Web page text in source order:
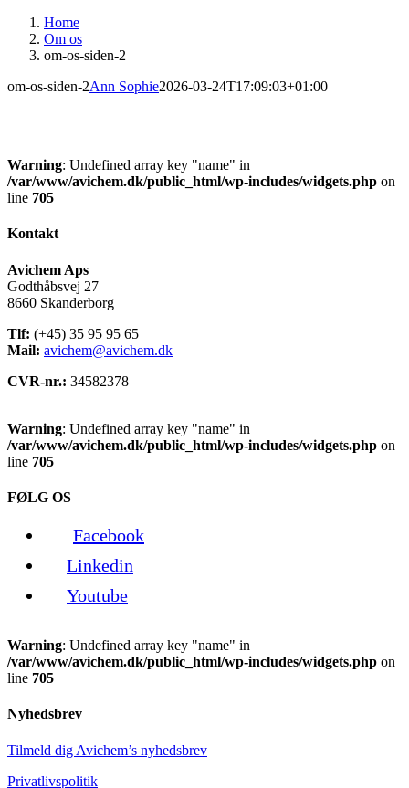
Home
Om os
om-os-siden-2
om-os-siden-2Ann Sophie2026-03-24T17:09:03+01:00
Warning: Undefined array key "name" in
/var/www/avichem.dk/public_html/wp-includes/widgets.php on
line 705
Kontakt
Avichem Aps
Godthåbsvej 27
8660 Skanderborg
Tlf: (+45) 35 95 95 65
Mail: avichem@avichem.dk
CVR-nr.: 34582378
Warning: Undefined array key "name" in
/var/www/avichem.dk/public_html/wp-includes/widgets.php on
line 705
FØLG OS
Facebook
Linkedin
Youtube
Warning: Undefined array key "name" in
/var/www/avichem.dk/public_html/wp-includes/widgets.php on
line 705
Nyhedsbrev
Tilmeld dig Avichem’s nyhedsbrev
Privatlivspolitik